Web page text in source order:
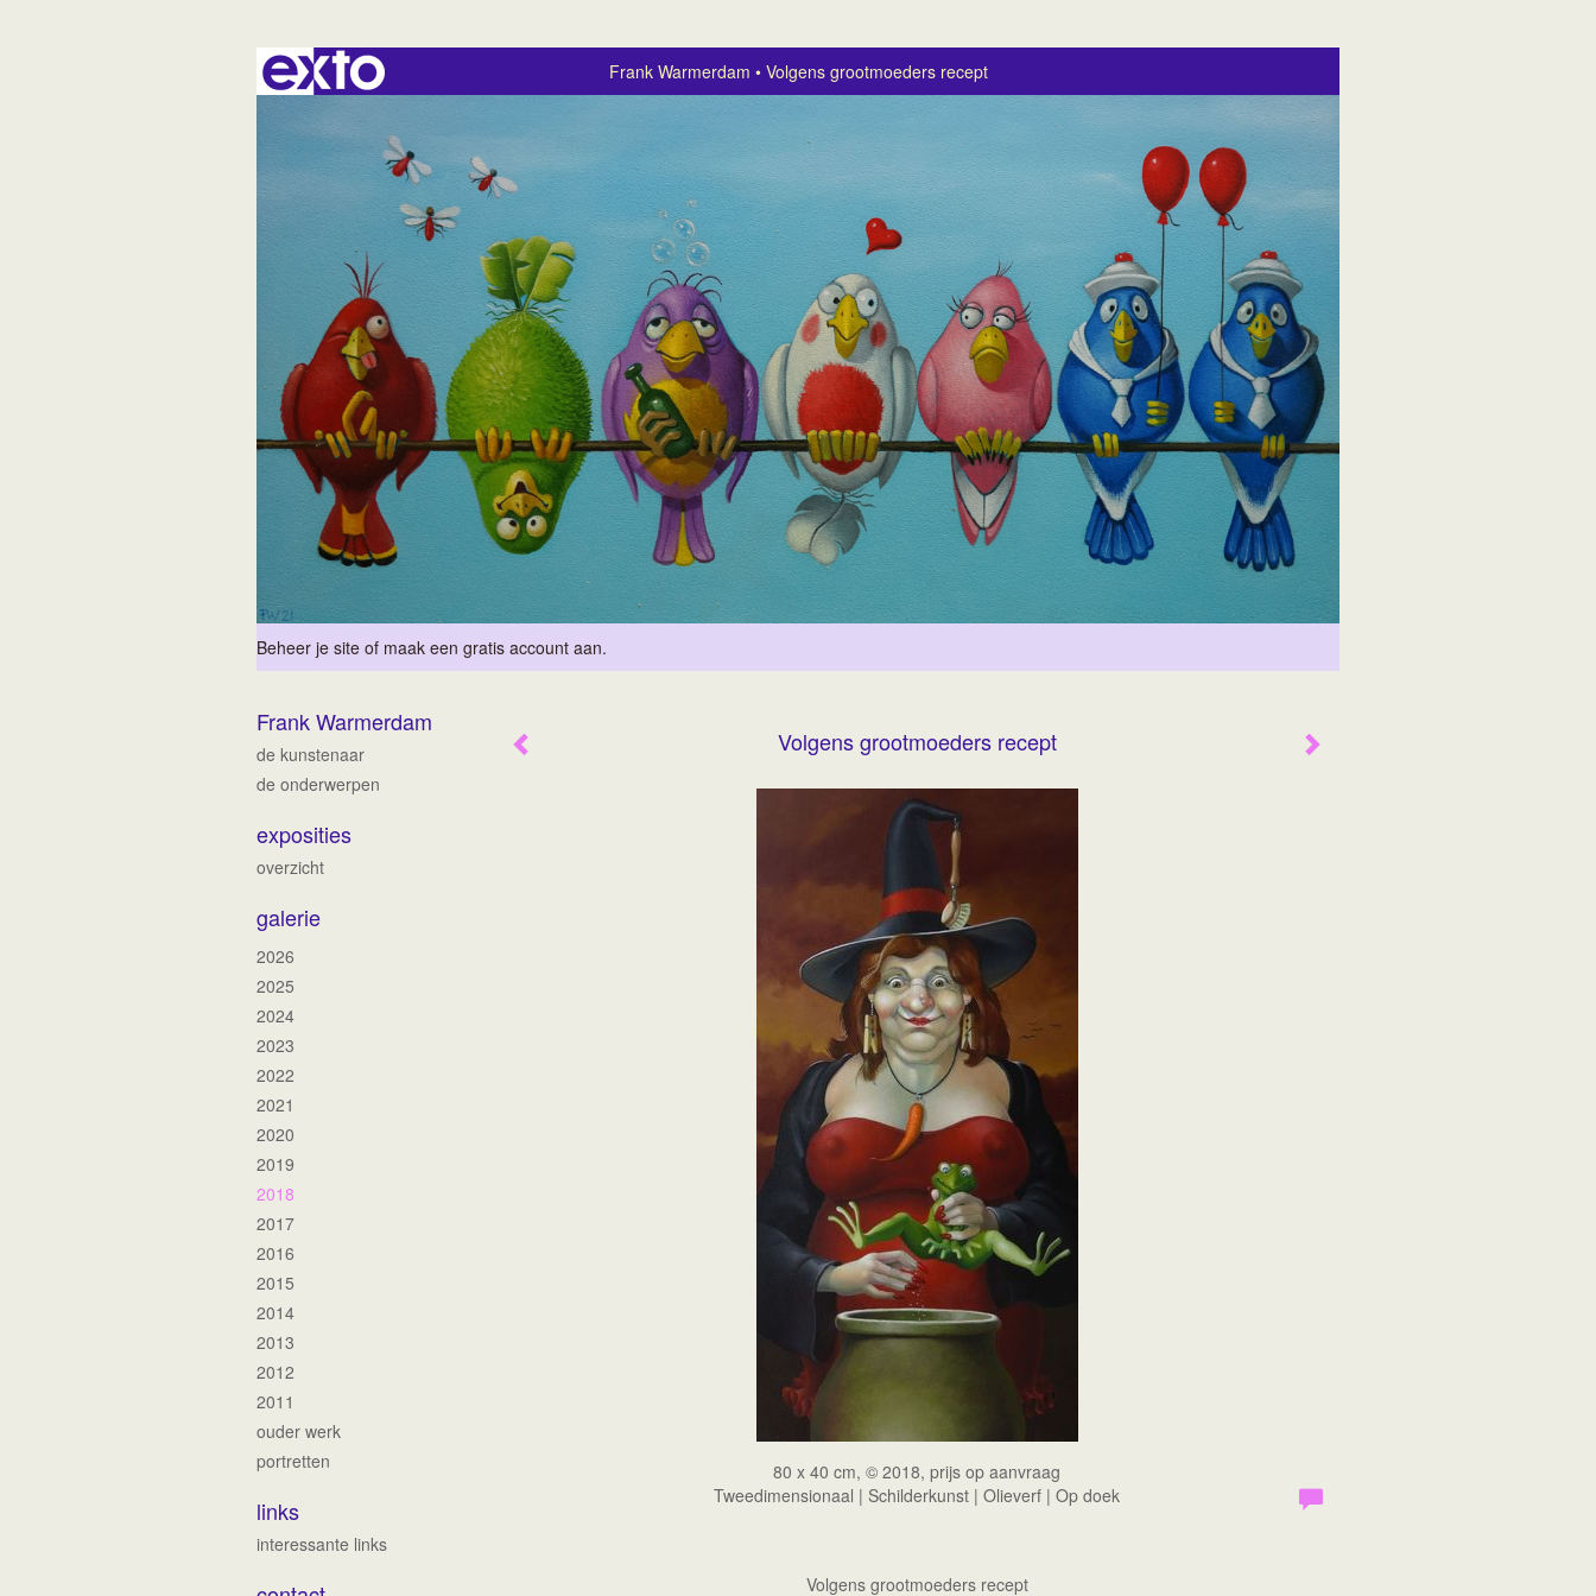
Frank Warmerdam Volgens grootmoeders recept
Beheer je site of maak een gratis account aan.
Volgens grootmoeders recept
80 x 40 cm, © 2018, prijs op aanvraag
Tweedimensionaal | Schilderkunst | Olieverf | Op doek
Volgens grootmoeders recept
Frank Warmerdam
de kunstenaar
de onderwerpen
exposities
overzicht
galerie
2026
2025
2024
2023
2022
2021
2020
2019
2018
2017
2016
2015
2014
2013
2012
2011
ouder werk
portretten
links
interessante links